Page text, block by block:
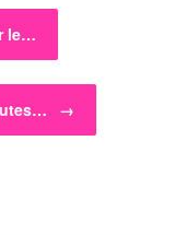
le…
→